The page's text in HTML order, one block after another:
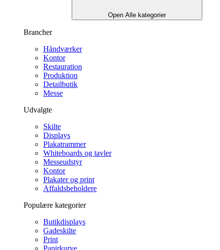
Open Alle kategorier
Brancher
Håndværker
Kontor
Restauration
Produktion
Detailbutik
Messe
Udvalgte
Skilte
Displays
Plakatrammer
Whiteboards og tavler
Messeudstyr
Kontor
Plakater og print
Affaldsbeholdere
Populære kategorier
Butikdisplays
Gadeskilte
Print
Papirkurve